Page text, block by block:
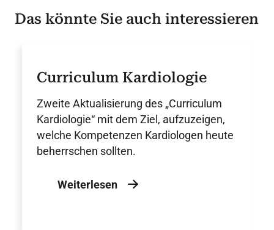
Das könnte Sie auch interessieren
Curriculum Kardiologie
Zweite Aktualisierung des „Curriculum
Kardiologie“ mit dem Ziel, aufzuzeigen,
welche Kompetenzen Kardiologen heute
beherrschen sollten.
Weiterlesen